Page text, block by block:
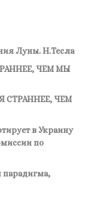
Луны. Н.Тесла
ЧЕМ МЫ
СТРАННЕЕ, ЧЕМ
в Украину
по
парадигма,